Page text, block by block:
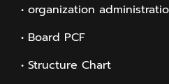
• organization
• Board PCF
• Structure Chart